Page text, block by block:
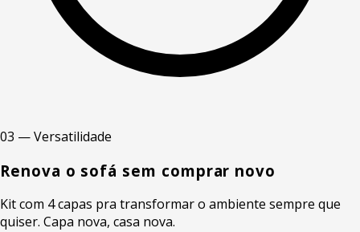
03 — Versatilidade
Renova o sofá sem comprar novo
Kit com 4 capas pra transformar o ambiente sempre que
quiser. Capa nova, casa nova.